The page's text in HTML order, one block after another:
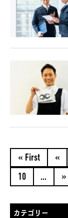
« First «
10
... »
カテゴリー